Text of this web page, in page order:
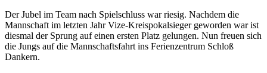
Der Jubel im Team nach Spielschluss war riesig. Nachdem die
Mannschaft im letzten Jahr Vize-Kreispokalsieger geworden war ist
diesmal der Sprung auf einen ersten Platz gelungen. Nun freuen sich
die Jungs auf die Mannschaftsfahrt ins Ferienzentrum Schloß
Dankern.